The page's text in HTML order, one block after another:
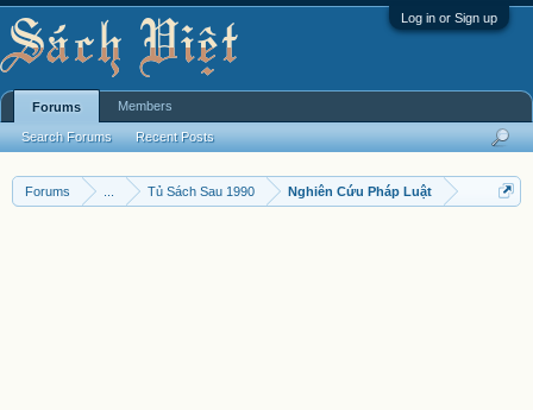
Log in or Sign up
Forums Tủ Sách Sau 1990 Nghiên Cứu Pháp Luật
Forums
Search Forums Recent Posts
Members